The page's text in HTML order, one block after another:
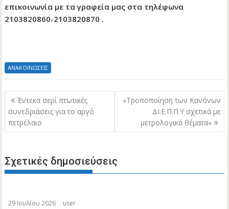
επικοινωνία με τα γραφεία μας στα τηλέφωνα
2103820860-2103820870 .
ΑΝΑΚΟΙΝΩΣΕΙΣ
Πλοήγηση
άρθρων
Έντεκα σερί πτωτικές
συνεδριάσεις για το αργό
πετρέλαιο
«Τροποποίηση των Κανόνων
ΔΙ.Ε.Π.Π.Υ σχετικά με
μετρολογικά θέματα»
Σχετικές δημοσιεύσεις
29 Ιουλίου 2026 user